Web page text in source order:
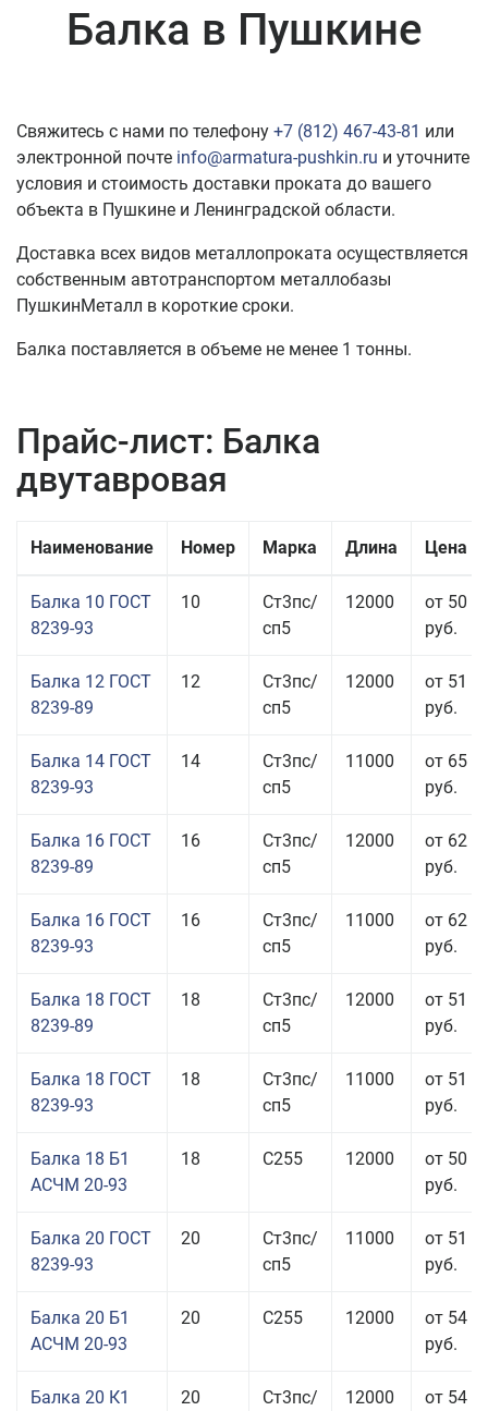
Балка в Пушкине
Свяжитесь с нами по телефону +7 (812) 467-43-81 или
электронной почте info@armatura-pushkin.ru и уточните
условия и стоимость доставки проката до вашего
объекта в Пушкине и Ленинградской области.
Доставка всех видов металлопроката осуществляется
собственным автотранспортом металлобазы
ПушкинМеталл в короткие сроки.
Балка поставляется в объеме не менее 1 тонны.
Прайс-лист: Балка
двутавровая
Наименование Номер Марка Длина Цена
Балка 10 ГОСТ
8239-93
10
Ст3пс/
сп5
12000
от 50
руб.
Балка 12 ГОСТ
8239-89
12
Ст3пс/
сп5
12000
от 51
руб.
Балка 14 ГОСТ
8239-93
14
Ст3пс/
сп5
11000
от 65
руб.
Балка 16 ГОСТ
8239-89
16
Ст3пс/
сп5
12000
от 62
руб.
Балка 16 ГОСТ
8239-93
16
Ст3пс/
сп5
11000
от 62
руб.
Балка 18 ГОСТ
8239-89
18
Ст3пс/
сп5
12000
от 51
руб.
Балка 18 ГОСТ
8239-93
18
Ст3пс/
сп5
11000
от 51
руб.
Балка 18 Б1
АСЧМ 20-93
18 С255 12000
от 50
руб.
Балка 20 ГОСТ
8239-93
20
Ст3пс/
сп5
11000
от 51
руб.
Балка 20 Б1
АСЧМ 20-93
20 С255 12000
от 54
руб.
Балка 20 К1
20
Ст3пс/
12000
от 54